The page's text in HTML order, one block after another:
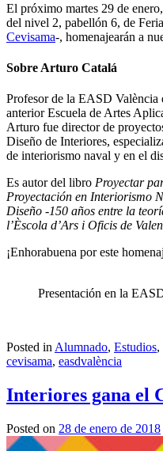
El próximo martes 29 de
del nivel 2, pabellón 6, de
Cevisama-, homenajearán a
Sobre Arturo Catalá
Profesor de la EASD València
anterior Escuela de Artes
Arturo fue director de
Diseño de Interiores,
de interiorismo naval y en el
Es autor del libro Proyectar
Proyectación en Interiorismo
Diseño -150 años entre la
l’Èscola d’Ars i Oficis de
¡Enhorabuena por este
Presentación en la
Posted in Alumnado, Estudios,
cevisama, easdvalència
Interiores gana el
Posted on 28 de enero de 2018